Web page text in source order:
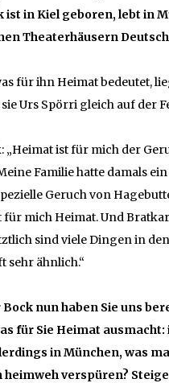
ist in Kiel geboren, lebt in
Theaterhäusern
für ihn Heimat bedeutet,
Urs Spörri gleich auf der
„Heimat ist für mich der
Familie hatte damals
Geruch von
für mich Heimat. Und
sind viele Dingen in
sehr ähnlich.“
nun haben Sie uns
für Sie Heimat
in München, was
heimweh verspüren?